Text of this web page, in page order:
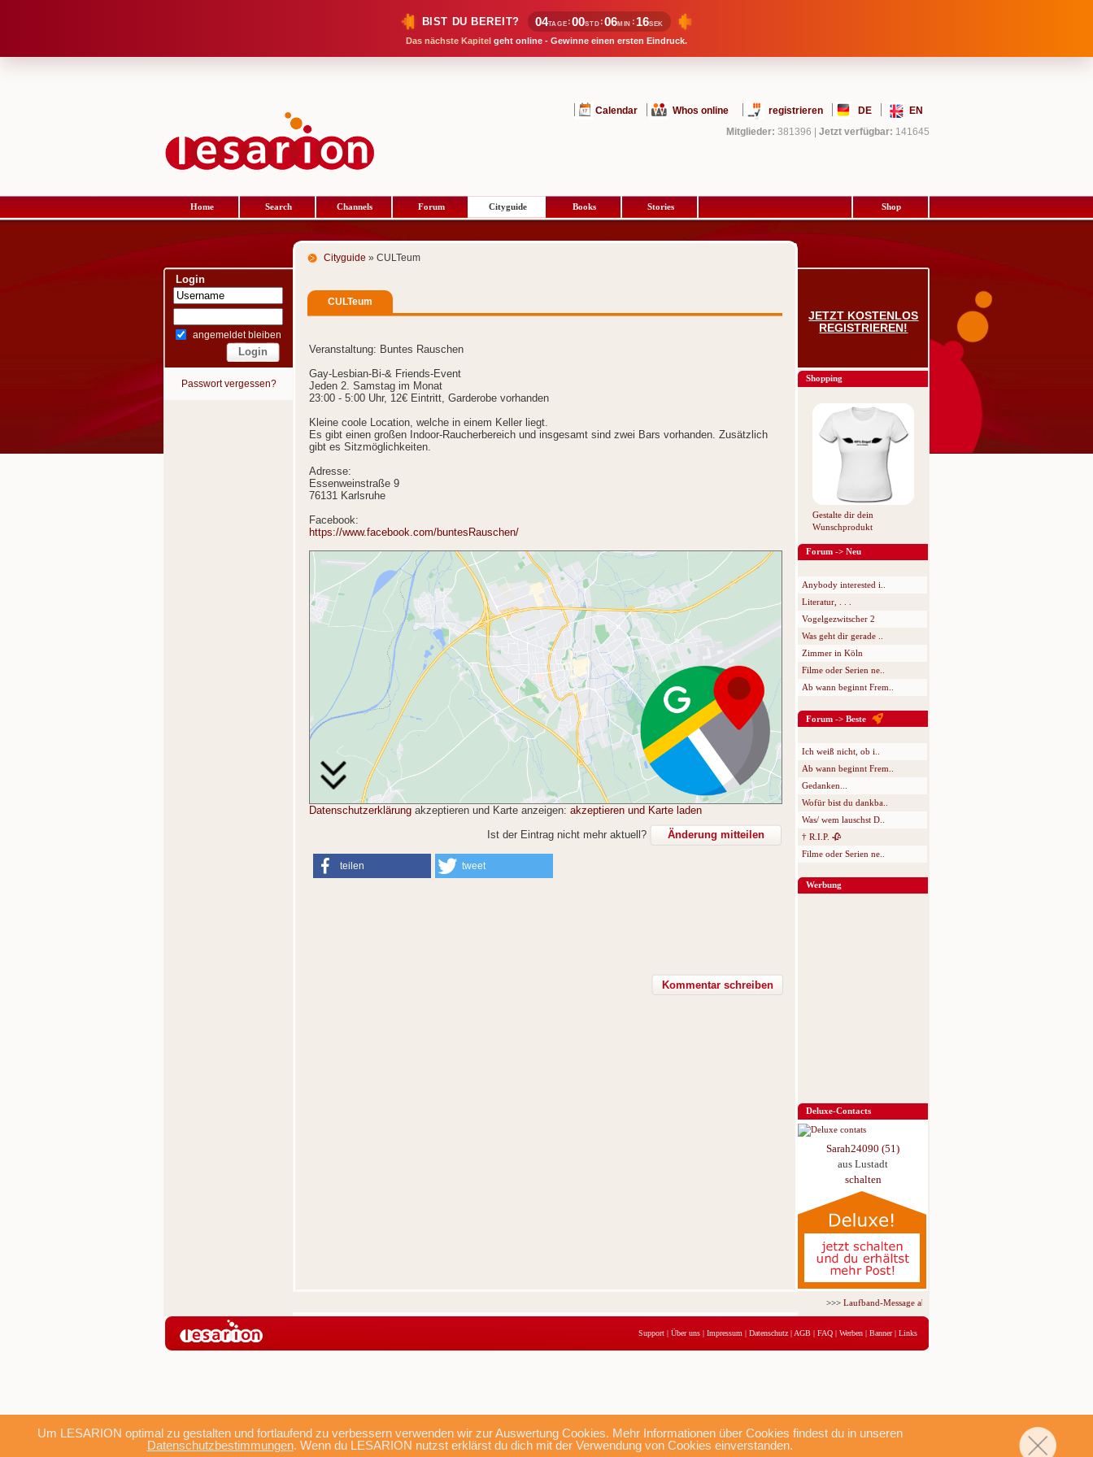
BIST DU BEREIT? 04TAGE :00STD :06MIN : 15SEK
Das nächste Kapitel geht online - Gewinne einen ersten Eindruck.
Um LESARION optimal zu gestalten und fortlaufend zu verbessern verwenden wir zur Auswertung Cookies. Mehr Informationen über Cookies findest du in unseren
Datenschutzbestimmungen. Wenn du LESARION nutzst erklärst du dich mit der Verwendung von Cookies einverstanden.
Calendar Whos online registrieren DE
EN
Mitglieder: 381396 Jetzt verfügbar: 141645
Home Search Channels Forum Cityguide Books Stories Shop
Login
angemeldet bleiben
Passwort vergessen?
Cityguide » CULTeum
CULTeum
Veranstaltung: Buntes Rauschen
Gay-Lesbian-Bi-& Friends-Event
Jeden 2. Samstag im Monat
23:00 - 5:00 Uhr, 12€ Eintritt, Garderobe vorhanden
Kleine coole Location, welche in einem Keller liegt.
Es gibt einen großen Indoor-Raucherbereich und insgesamt sind zwei Bars vorhanden. Zusätzlich
gibt es Sitzmöglichkeiten.
Adresse:
Essenweinstraße 9
76131 Karlsruhe
Facebook:
https://www.facebook.com/buntesRauschen/
Datenschutzerklärung akzeptieren und Karte anzeigen: akzeptieren und Karte laden
Ist der Eintrag nicht mehr aktuell?
Änderung mitteilen
teilen tweet
JETZT KOSTENLOS
REGISTRIEREN!
Shopping
Gestalte dir dein
Wunschprodukt
Forum -> Neu
Anybody interested i..
Literatur, . . .
Vogelgezwitscher 2
Was geht dir gerade ..
Zimmer in Köln
Filme oder Serien ne..
Ab wann beginnt Frem..
Forum -> Beste
Ich weiß nicht, ob i..
Ab wann beginnt Frem..
Gedanken...
Wofür bist du dankba..
Was/ wem lauschst D..
† R.I.P. 🥀
Filme oder Serien ne..
Werbung
Deluxe-Contacts
Sarah24090 (51)
aus Lustadt
schalten
>>>Laufband-Message ab nur 5,95 € für 3 Tage!
Support | Über uns | Impressum | Datenschutz | AGB | FAQ | Werben | Banner| Links